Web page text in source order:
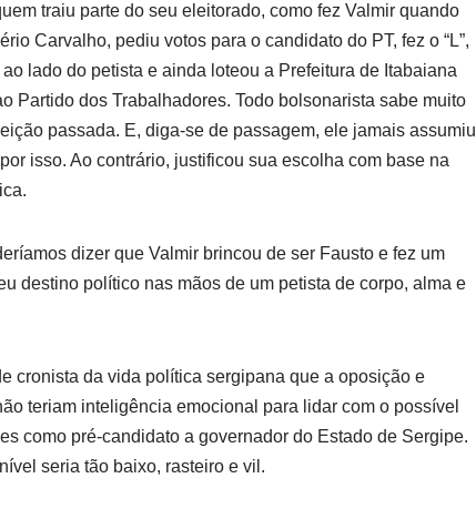
traiu parte do seu eleitorado, como fez Valmir quando
Carvalho, pediu votos para o candidato do PT, fez o “L”,
lado do petista e ainda loteou a Prefeitura de Itabaiana
Partido dos Trabalhadores. Todo bolsonarista sabe muito
passada. E, diga-se de passagem, ele jamais assumiu
isso. Ao contrário, justificou sua escolha com base na
dizer que Valmir brincou de ser Fausto e fez um
destino político nas mãos de um petista de corpo, alma e
cronista da vida política sergipana que a oposição e
teriam inteligência emocional para lidar com o possível
como pré-candidato a governador do Estado de Sergipe.
seria tão baixo, rasteiro e vil.